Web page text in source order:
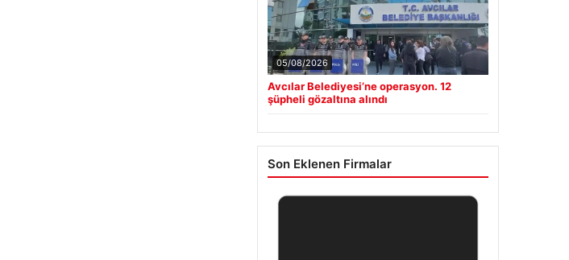
05/08/2026
Avcılar Belediyesi’ne operasyon. 12
şüpheli gözaltına alındı
Son Eklenen Firmalar